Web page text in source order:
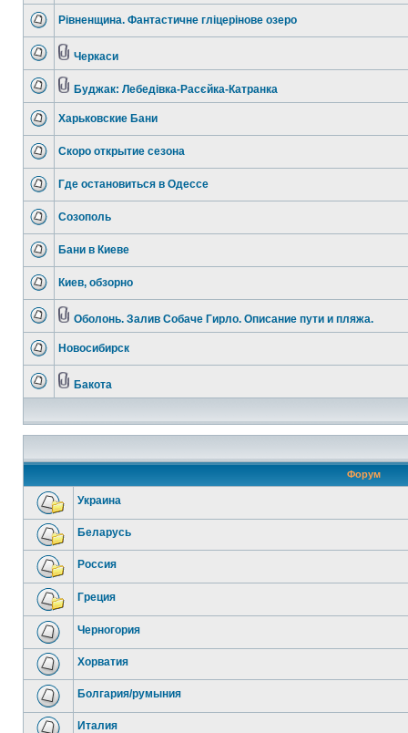
Рівненщина. Фантастичне гліцерінове озеро
Черкаси
Буджак: Лебедівка-Расєйка-Катранка
Харьковские Бани
Скоро открытие сезона
Где остановиться в Одессе
Созополь
Бани в Киеве
Киев, обзорно
Оболонь. Залив Собаче Гирло. Описание пути и пляжа.
Новосибирск
Бакота
Форум
Украина
Беларусь
Россия
Греция
Черногория
Хорватия
Болгария/румыния
Италия